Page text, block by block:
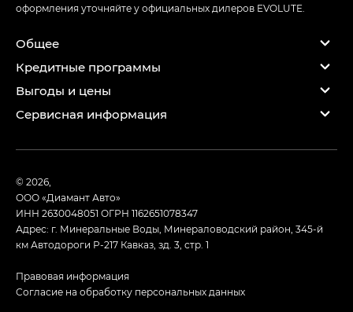
оформления уточняйте у официальных дилеров EVOLUTE.
Общее
Кредитные программы
Выгоды и цены
Сервисная информация
© 2026,
ООО «Диамант Авто»
ИНН 2630048051 ОГРН 1162651078347
Адрес: г. Минеральные Воды, Минераловодский район, 345-й
км Автодороги Р-217 Кавказ, зд. 3, стр. 1
Правовая информация
Согласие на обработку персональных данных